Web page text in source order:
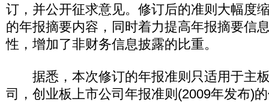
订，并公开征求意见。修订后的准则大幅度
的年报摘要内容，同时着力提高年报摘要信
性，增加了非财务信息披露的比重。
据悉，本次修订的年报准则只适用于主
司，创业板上市公司年报准则(2009年发布)